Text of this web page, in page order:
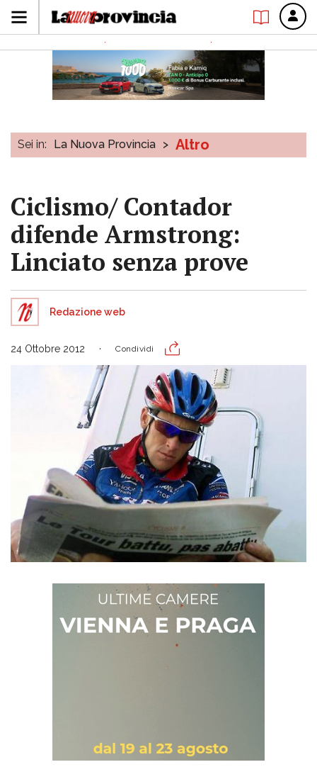
Sei in: La Nuova Provincia > Altro
Ciclismo/ Contador
difende Armstrong:
Linciato senza prove
Redazione web
24 Ottobre 2012 Condividi